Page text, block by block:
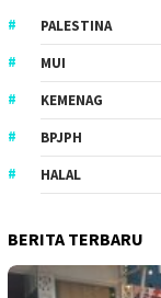
PALESTINA
MUI
KEMENAG
BPJPH
HALAL
BERITA TERBARU